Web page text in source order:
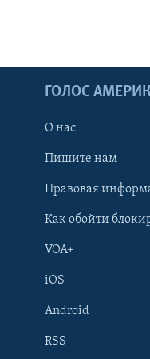
ГОЛОС
О нас
Пишите нам
Правовая
Как обойти
VOA+
iOS
Android
RSS